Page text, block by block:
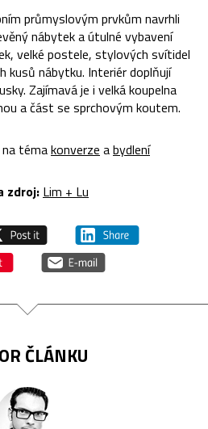
průmyslovým prvkům navrhli
nábytek a útulné vybavení
velké postele, stylových svítidel
kusů nábytku. Interiér doplňují
Zajímavá je i velká koupelna
a část se sprchovým koutem.
témakonverze abydlení
zdroj: Lim + Lu
ČLÁNKU